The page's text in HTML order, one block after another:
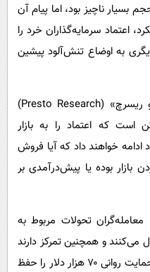
بسیار ناچیز بود، اما پیام آن
اعتماد سرمایه‌گذاران خرد را
به اوضاع تنش‌آلود پیشین
پیتر چونگ، رئیس تحقیقات «پرستو ریسرچ» (Presto Research)
که اعتماد را به بازار
ادامه خواهند داد که آیا فروش
بازار بوده یا پیش‌درآمدی بر
تحولات مربوط به
می‌کنند و همچنین تمرکز دارند
بر اینکه آیا بیت‌کوین می‌تواند سطح حمایت روانی ۷۰ هزار دلار را حفظ